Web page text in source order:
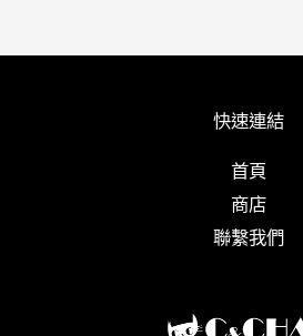
快速連結
首頁
商店
聯繫我們